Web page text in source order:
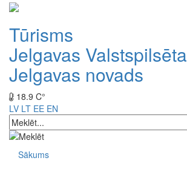
Tūrisms
Jelgavas Valstspilsēta
Jelgavas novads
18.9 C°
LV LT EE EN
Sākums